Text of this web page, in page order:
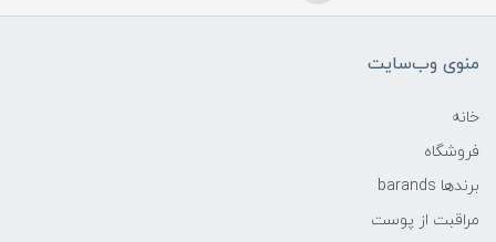
منوی وب‌سایت
خانه
فروشگاه
برندها barands
مراقبت از پوست